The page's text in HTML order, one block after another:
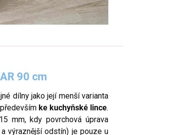
90 cm
dílny jako její menší varianta
předevšímke kuchyňské lince.
mm, kdy povrchová úprava
výraznější odstín) je pouze u